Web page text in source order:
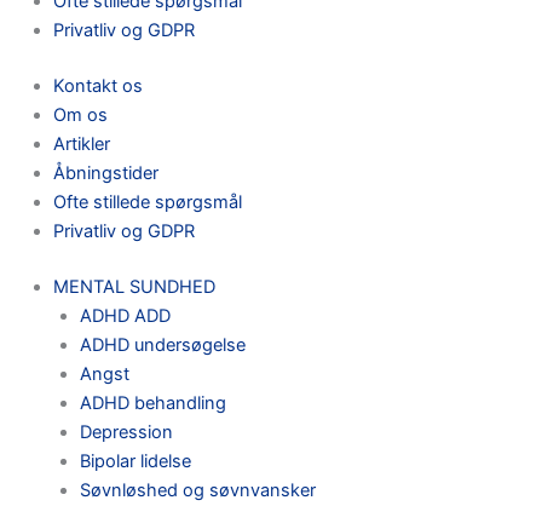
Privatliv og GDPR
Kontakt os
Om os
Artikler
Åbningstider
Ofte stillede spørgsmål
Privatliv og GDPR
MENTAL SUNDHED
ADHD ADD
ADHD undersøgelse
Angst
ADHD behandling
Depression
Bipolar lidelse
Søvnløshed og søvnvansker